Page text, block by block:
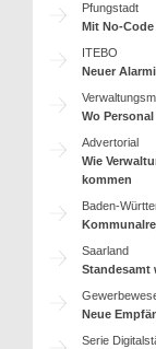
Pfungstadt
Mit No-
ITEBO
Neuer
Wo
Advertorial
Wie
kommen
Baden-
Saarland
Standesamt
Neue
Serie